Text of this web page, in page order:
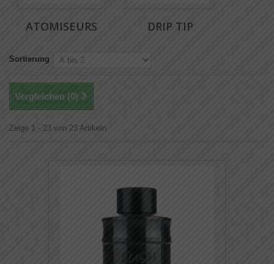
ATOMISEURS DRIP TIP
Sortierung
Vergleichen (0)
Zeige 1 - 23 von 23 Artikeln